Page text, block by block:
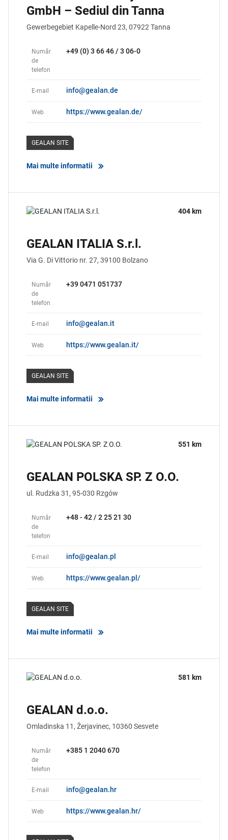
GmbH – Sediul din Tanna
Gewerbegebiet Kapelle-Nord 23, 07922 Tanna
Număr
de
telefon
+49 (0) 3 66 46 / 3 06-0
E-mail info@gealan.de
Web https://www.gealan.de/
GEALAN SITE
Mai multe informatii
404 km
GEALAN ITALIA S.r.l.
Via G. Di Vittorio nr. 27, 39100 Bolzano
Număr
de
telefon
+39 0471 051737
E-mail info@gealan.it
Web https://www.gealan.it/
GEALAN SITE
Mai multe informatii
551 km
GEALAN POLSKA SP. Z O.O.
ul. Rudzka 31, 95-030 Rzgów
Număr
de
telefon
+48 - 42 / 2 25 21 30
E-mail info@gealan.pl
Web https://www.gealan.pl/
GEALAN SITE
Mai multe informatii
581 km
GEALAN d.o.o.
Omladinska 11, Žerjavinec, 10360 Sesvete
Număr
de
telefon
+385 1 2040 670
E-mail info@gealan.hr
Web https://www.gealan.hr/